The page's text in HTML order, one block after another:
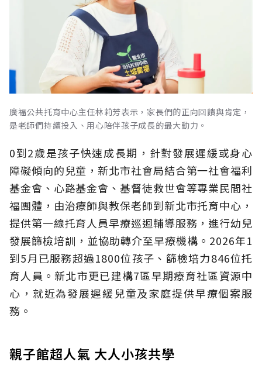
廣福公共托育中心主任林莉芳表示，家長們的正向回饋與肯定，
是老師們持續投入、用心陪伴孩子成長的最大動力。
0到2歲是孩子快速成長期，針對發展遲緩或身心
障礙傾向的兒童，新北市社會局結合第一社會福利
基金會、心路基金會、基督徒救世會等專業民間社
福團體，由治療師與教保老師到新北市托育中心，
提供第一線托育人員早療巡迴輔導服務，進行幼兒
發展篩檢培訓，並協助轉介至早療機構。2026年1
到5月已服務超過1800位孩子、篩檢培力846位托
育人員。新北市更已建構7區早期療育社區資源中
心，就近為發展遲緩兒童及家庭提供早療個案服
務。
親子館超人氣 大人小孩共學